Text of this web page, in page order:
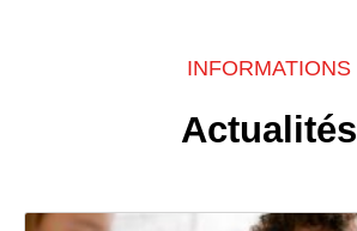
INFORMATIONS
Actualités